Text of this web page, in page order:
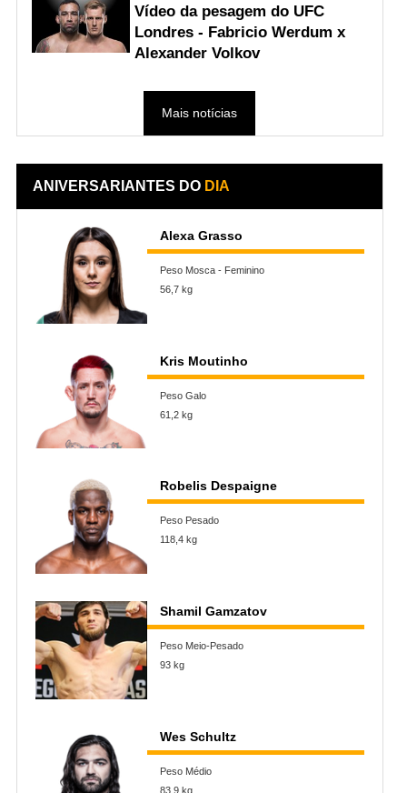
Vídeo da pesagem do UFC
Londres - Fabricio Werdum x
Alexander Volkov
Mais notícias
ANIVERSARIANTES DO DIA
Alexa Grasso
Peso Mosca - Feminino
56,7 kg
Kris Moutinho
Peso Galo
61,2 kg
Robelis Despaigne
Peso Pesado
118,4 kg
Shamil Gamzatov
Peso Meio-Pesado
93 kg
Wes Schultz
Peso Médio
83,9 kg